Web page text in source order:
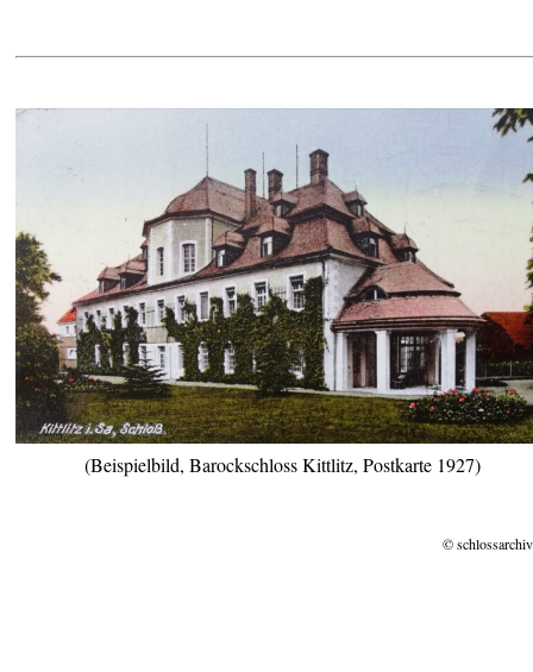
(Beispielbild, Barockschloss Kittlitz, Postkarte 1927)
©